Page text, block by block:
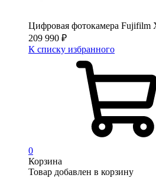
Цифровая фотокамера Fujifilm
209 990 ₽
К списку избранного
0
Корзина
Товар добавлен в корзину